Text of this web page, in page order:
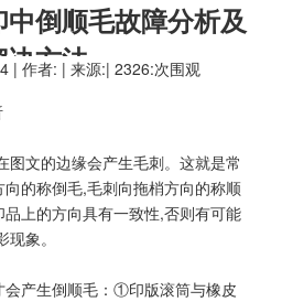
倒顺毛故障分析及
决方法
| 作者: | 来源:| 2326:次围观
图文的边缘会产生毛刺。这就是常
的称倒毛,毛刺向拖梢方向的称顺
上的方向具有一致性,否则有可能
象。
会产生倒顺毛：①印版滚筒与橡皮